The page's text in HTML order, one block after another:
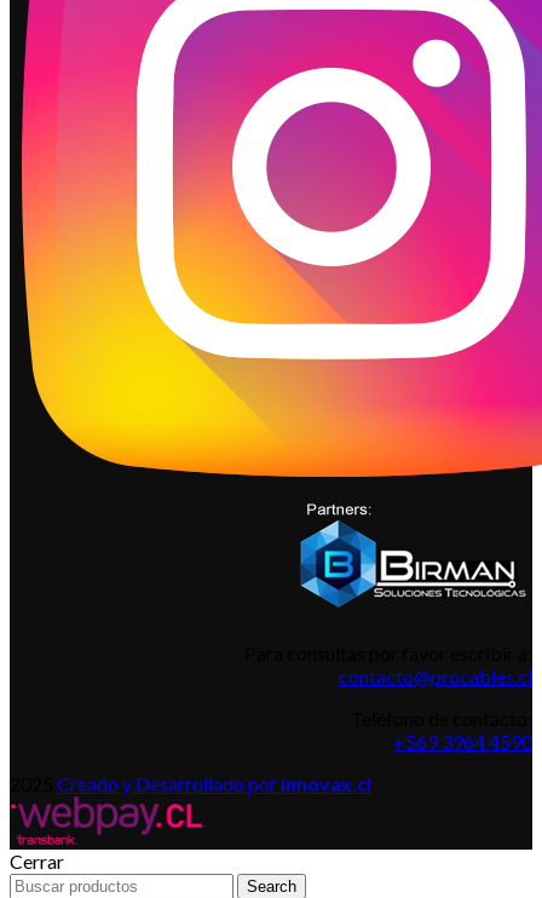
contacto@procables.cl
+569 3964 4590
Creado y Desarrollado por Innovax.cl
Cerrar
Search